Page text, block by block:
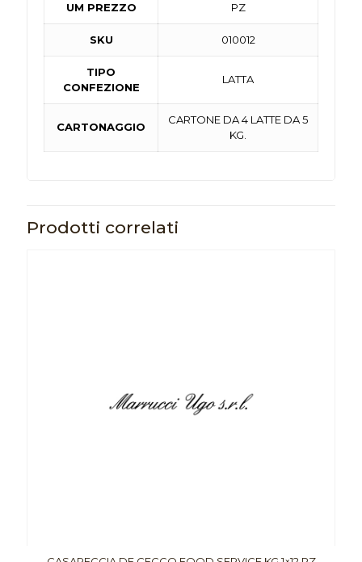
UM PREZZO PZ
SKU 010012
TIPO
CONFEZIONE
LATTA
CARTONAGGIO
CARTONE DA 4 LATTE DA 5
KG.
Prodotti correlati